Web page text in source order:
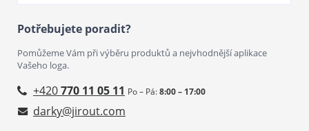
Potřebujete poradit?
Pomůžeme Vám při výběru produktů a nejvhodnější aplikace
Vašeho loga.
+420770 11 05 11 Po – Pá:8:00 – 17:00
darky@jirout.com